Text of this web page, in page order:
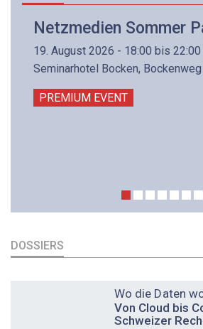
Netzmedien Sommer
19. August 2026 - 18:00 bis 22:00
Seminarhotel Bocken,
PREMIUM EVENT
DOSSIERS
Wo die Daten
Von Cloud bis
Schweizer